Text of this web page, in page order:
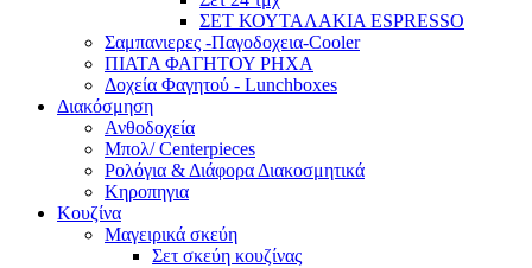
ΣΕΤ ΚΟΥΤΑΛΑΚΙΑ ESPRESSO
Σαμπανιερες -Παγοδοχεια-Cooler
ΠΙΑΤΑ ΦΑΓΗΤΟΥ ΡΗΧΑ
Δοχεία Φαγητού - Lunchboxes
Διακόσμηση
Ανθοδοχεία
Μπολ/ Centerpieces
Ρολόγια & Διάφορα Διακοσμητικά
Κηροπηγια
Κουζίνα
Μαγειρικά σκεύη
Σετ σκεύη κουζίνας